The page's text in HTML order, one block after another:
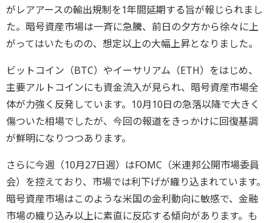
がレアアースの輸出規制を1年間延期する旨が報じられまし
た。暗号資産市場は一斉に急騰、前日の夕方から徐々に上
がってはいたものの、想定以上の大幅上昇となりました。
ビットコイン（BTC）やイーサリアム（ETH）をはじめ、
主要アルトコインにも資金流入が見られ、暗号資産市場全
体が力強く反発しています。10月10日の急落以降で大きく
傷ついた相場でしたが、今回の報道をきっかけに回復基調
が鮮明になりつつあります。
さらに今週（10月27日週）はFOMC（米連邦公開市場委員
会）を控えており、市場では利下げが織り込まれています。
暗号資産市場はこのような米国の金利動向に敏感で、金融
市場の織り込み以上に素直に反応する傾向があります。も